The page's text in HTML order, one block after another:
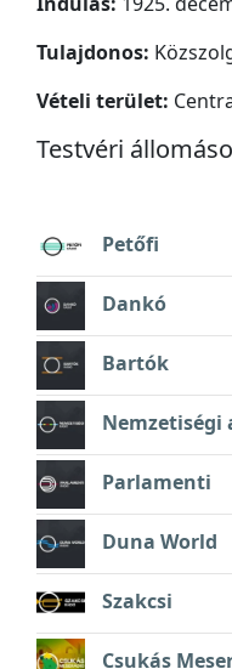
Tulajdonos:
Vételi terület:
Testvéri
Petőfi
Dankó
Bartók
Nemzetiségi
Parlamenti
Duna World
Szakcsi
Csukás